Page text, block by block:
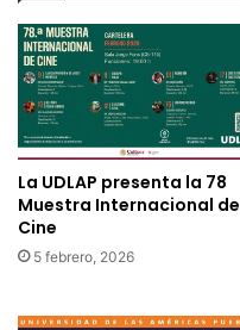
La UDLAP presenta la 78
Muestra Internacional de
Cine
5 febrero, 2026